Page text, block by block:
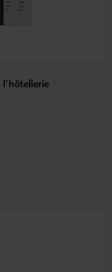
l'hôtellerie